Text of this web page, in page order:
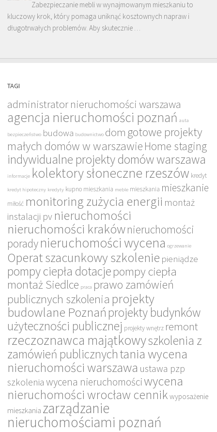
Zabezpieczanie mebli w wynajmowanym mieszkaniu to
kluczowy krok, który pomaga uniknąć kosztownych napraw i
długotrwałych problemów. Aby skutecznie …
TAGI
administrator nieruchomości warszawa
agencja nieruchomości poznań auta
bezpieczeństwo budowa budownictwo dom gotowe projekty
małych domów w warszawie Home staging
indywidualne projekty domów warszawa
informacje kolektory słoneczne rzeszów kredyt
kredyt hipoteczny kredyty kupno mieszkania meble mieszkania mieszkanie
miłość monitoring zużycia energii montaż
instalacji pv nieruchomości
nieruchomości krakównieruchomości
poradynieruchomości wycena ogrzewanie
Operat szacunkowy szkolenie pieniądze
pompy ciepła dotacjepompy ciepła
montaż Siedlce praca prawo zamówień
publicznych szkolenia projekty
budowlane Poznańprojekty budynków
użyteczności publicznej projekty wnętrz remont
rzeczoznawca majątkowyszkolenia z
zamówień publicznychtania wycena
nieruchomości warszawa ustawa pzp
szkolenia wycena nieruchomościwycena
nieruchomości wrocław cennik wyposażenie
mieszkania zarządzanie
nieruchomościami poznań